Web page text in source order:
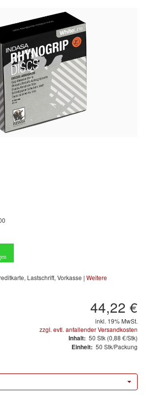
Lastschrift, Vorkasse | Weitere
44,22 €
inkl. 19% MwSt.
zzgl. evtl. anfallender Versandkosten
Inhalt: 50 Stk (0,88 €/Stk)
Einheit: 50 Stk/Packung